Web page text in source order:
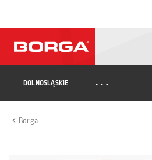
DOLNOŚLĄSKIE …
Borga